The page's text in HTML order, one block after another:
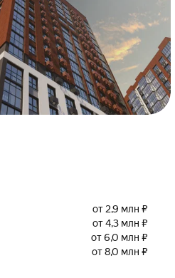
от 2,9 млн ₽
от 4,3 млн ₽
от 6,0 млн ₽
от 8,0 млн ₽